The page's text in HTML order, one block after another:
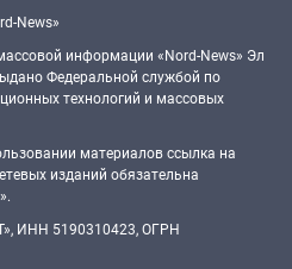
News»
информации «Nord-News» Эл
Федеральной службой по
технологий и массовых
материалов ссылка на
изданий обязательна
ИНН 5190310423, ОГРН